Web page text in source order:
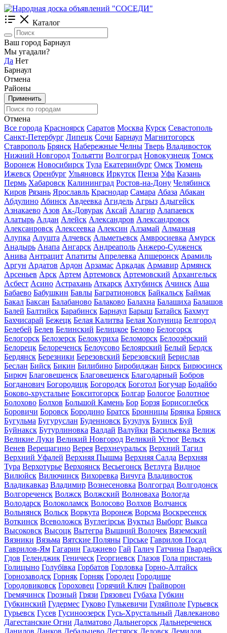
Каталог
Ваш город Барнаул
Мы угадали?
Да Нет
Барнаул
Отмена
Районы
Применить
Отмена
Все города Красноярск Саратов Москва Курск Севастополь
Санкт-Петербург Липецк Сочи Барнаул Магнитогорск
Ставрополь Брянск Набережные Челны Тверь Владивосток
Нижний Новгород Тольятти Волгоград Новокузнецк Томск
Воронеж Новосибирск Тула Екатеринбург Омск Тюмень
Ижевск Оренбург Ульяновск Иркутск Пенза Уфа Казань
Пермь Хабаровск Калининград Ростов-на-Дону Челябинск
Киров Рязань Ярославль Краснодар Самара Абаза Абакан
Абдулино Абинск Авдеевка Агидель Агрыз Адыгейск
Азнакаево Азов Ак-Довурак Аксай Алагир Алапаевск
Алатырь Алдан Алейск Александров Александровск
Алексанровск Алексеевка Алексин Алзамай Алмазная
Алупка Алушта Алчевск Альметьевск Амвросиевка Амурск
Анадырь Анапа Ангарск Андреаполь Анжеро-Судженск
Анива Антрацит Апатиты Апрелевка Апшеронск Арамиль
Аргун Ардатов Ардон Арзамас Аркадак Армавир Армянск
Арсеньев Арск Артем Артемовск Артемовский Архангельск
Асбест Асино Астрахань Аткарск Ахтубинск Ачинск Аша
Бабаево Бабушкин Бавлы Багратионовск Байкальск Баймак
Бакал Баксан Балабаново Балаково Балахна Балашиха Балашов
Балей Балтийск Барабинск Барнаул Барыш Батайск Бахмут
Бахчисарай Бежецк Белая Калитва Белая Холуница Белгород
Белебей Белев Белинский Белицкое Белово Белогорск
Белогорск Белозерск Белокуриха Беломорск Белоозёрский
Белорецк Белореченск Белоусово Белоярский Белый Бердск
Бердянск Березники Березовский Березовский Берислав
Беслан Бийск Бикин Билибино Биробиджан Бирск Бирюсинск
Бирюч Благовещенск Благовещенск Благодарный Бобров
Богданович Богородицк Богородск Боготол Богучар Бодайбо
Боково-хрустальне Бокситогорск Болгар Бологое Болотное
Болохово Болхов Большой Камень Бор Борзя Борисоглебск
Боровичи Боровск Бородино Братск Бронницы Брянка Брянск
Бугульма Бугуруслан Буденновск Бузулук Буинск Буй
Буйнакск Бутурлиновка Валдай Валуйки Васильевка Велиж
Великие Луки Великий Новгород Великий Устюг Вельск
Венев Верещагино Верея Верхнеуральск Верхний Тагил
Верхний Уфалей Верхняя Пышма Верхняя Салда Верхняя
Тура Верхотурье Верхоянск Весьегонск Ветлуга Видное
Вилюйск Вилючинск Вихоревка Вичуга Владивосток
Владикавказ Владимир Вознесеновка Волгоград Волгодонск
Волгореченск Волжск Волжский Волноваха Вологда
Володарск Волоколамск Волосово Волхов Волчанск
Вольнянск Вольск Воркута Воронеж Ворсма Воскресенск
Воткинск Всеволожск Вуглегірськ Вуктыл Выборг Выкса
Высоковск Высоцк Вытегра Вышний Волочек Вяземский
Вязники Вязьма Вятские Поляны Гірське Гаврилов Посад
Гаврилов-Ям Гагарин Гаджиево Гай Галич Гатчина Гвардейск
Гдов Геленджик Геническ Георгиевск Глазов Гола пристань
Голицыно Голубівка Горбатов Горловка Горно-Алтайск
Горнозаводск Горняк Горняк Городец Городище
Городовиковск Гороховец Горячий Ключ Грайворон
Гремячинск Грозный Грязи Грязовец Губаха Губкин
Губкинский Гудермес Гуково Гулькевичи Гуляйполе Гурьевск
Гурьевск Гусев Гусиноозерск Гусь-Хрустальный Давлеканово
Дагестанские Огни Далматово Дальнегорск Дальнереченск
Данилов Данков Дебальцево Дегтярск Дедовск Демидов